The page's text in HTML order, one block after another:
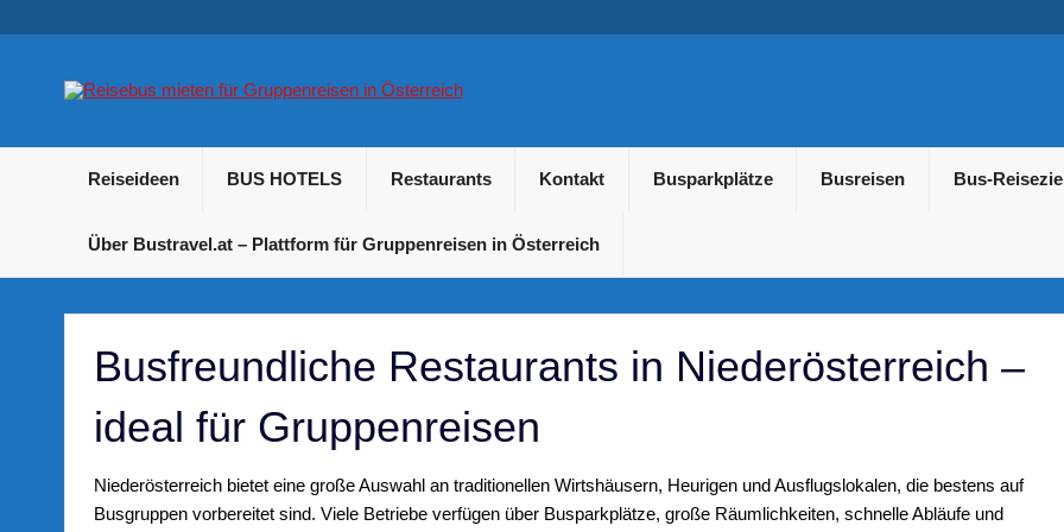
Reiseideen BUS HOTELS Restaurants Kontakt Busparkplätze Busreisen Bus-
Über Bustravel.at – Plattform für Gruppenreisen in Österreich
Busfreundliche Restaurants in Niederösterreich –
ideal für Gruppenreisen
Niederösterreich bietet eine große Auswahl an traditionellen Wirtshäusern, Heurigen und Ausflugslokalen, die bestens auf
Busgruppen vorbereitet sind. Viele Betriebe verfügen über Busparkplätze, große Räumlichkeiten, schnelle Abläufe und